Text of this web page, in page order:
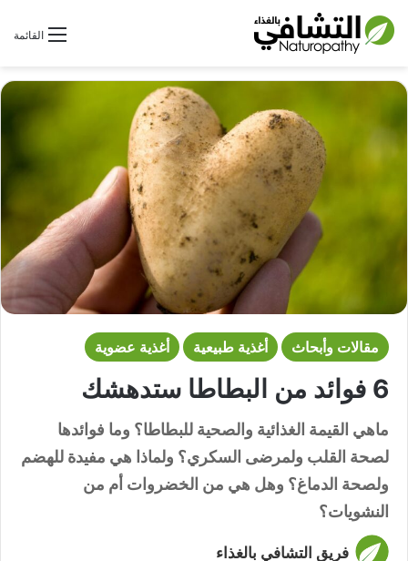
القائمةبحث عن
مقالات وأبحاث أغذية طبيعية أغذية عضوية
6 فوائد من البطاطا ستدهشك
ماهي القيمة الغذائية والصحية للبطاطا؟ وما فوائدها
لصحة القلب ولمرضى السكري؟ ولماذا هي مفيدة للهضم
ولصحة الدماغ؟ وهل هي من الخضروات أم من
النشويات؟
فريق التشافي بالغذاء